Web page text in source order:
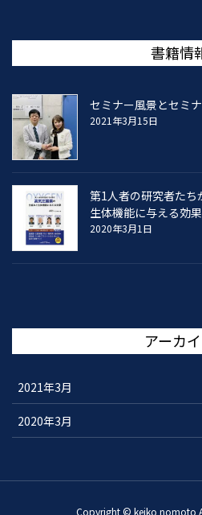
書籍情
セミナー風景とセミ
2021年3月15日
第1人者の研究者たち
生体機能に与える効
2020年3月1日
アーカ
2021年3月
2020年3月
Copyright © keiko nomoto